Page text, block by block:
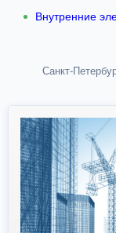
Внутренние
Санкт-